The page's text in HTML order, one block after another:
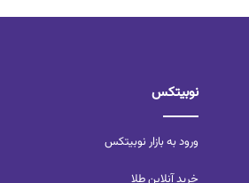
نوبیتکس
ورود به بازار نوبیتکس
خرید آنلاین طلا